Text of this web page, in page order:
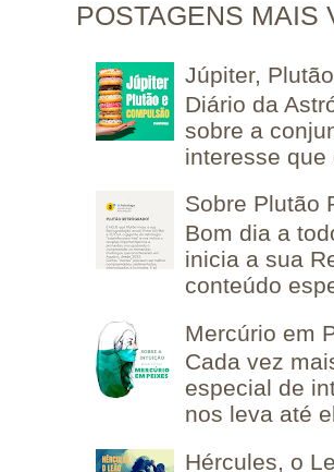
POSTAGENS MAIS
Júpiter,
Diário da
sobre a
interesse
Sobre Plutão
Bom dia a
inicia a sua
conteúdo
Mercúrio em
Cada vez
especial de
nos leva até
Hércules, o